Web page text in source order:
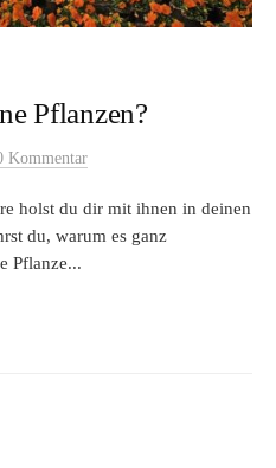
Pflanzen?
Kommentar
holst du dir mit ihnen in deinen
du, warum es ganz
Pflanze...